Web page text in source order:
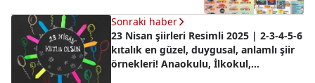
Sonraki haber
23 Nisan şiirleri Resimli 2025 | 2-3-4-5-6
kıtalık en güzel, duygusal, anlamlı şiir
örnekleri! Anaokulu, İlkokul,